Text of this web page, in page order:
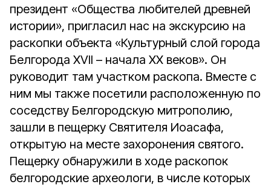
президент «Общества любителей древней
истории», пригласил нас на экскурсию на
раскопки объекта «Культурный слой города
Белгорода XVII – начала XX веков». Он
руководит там участком раскопа. Вместе с
ним мы также посетили расположенную по
соседству Белгородскую митрополию,
зашли в пещерку Святителя Иоасафа,
открытую на месте захоронения святого.
Пещерку обнаружили в ходе раскопок
белгородские археологи, в числе которых